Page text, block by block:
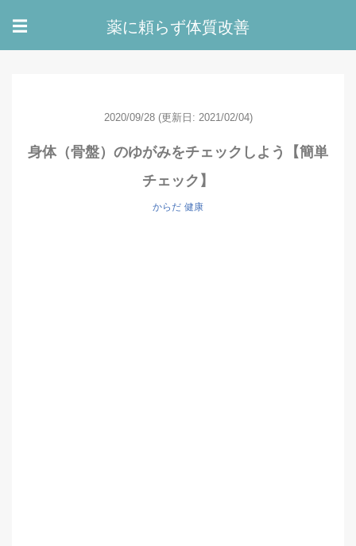
☰ 薬に頼らず体質改善
2020/09/28 (更新日: 2021/02/04)
身体（骨盤）のゆがみをチェックしよう【簡単
チェック】
からだ 健康